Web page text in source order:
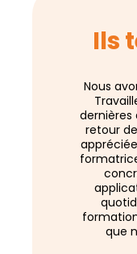
Ils
Nous
dernières
retour
que